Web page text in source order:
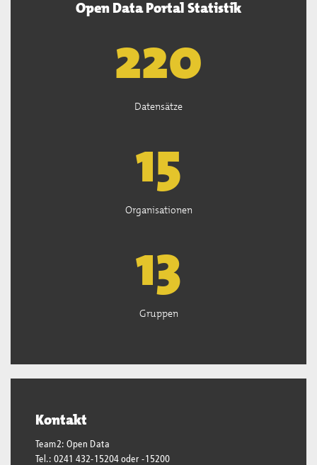
Open Data Portal Statistik
221
Datensätze
15
Organisationen
13
Gruppen
Kontakt
Team2: Open Data
Tel.: 0241 432-15204 oder -15200